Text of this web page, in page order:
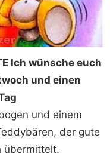
Ich wünsche euch
und einen
und einem
der gute
übermittelt.